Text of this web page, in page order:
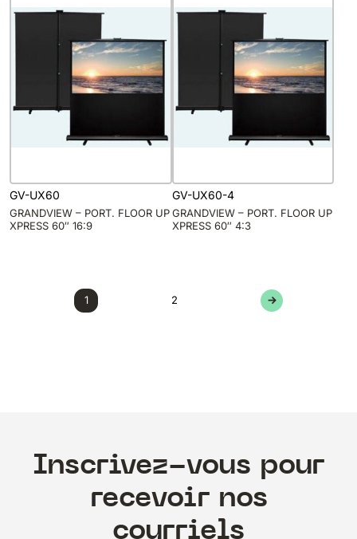
GV-UX60
GRANDVIEW – PORT. FLOOR UP
XPRESS 60″ 16:9
GV-UX60-4
GRANDVIEW – PORT. FLOOR UP
XPRESS 60″ 4:3
1 2 →
Inscrivez-vous pour
recevoir nos
courriels